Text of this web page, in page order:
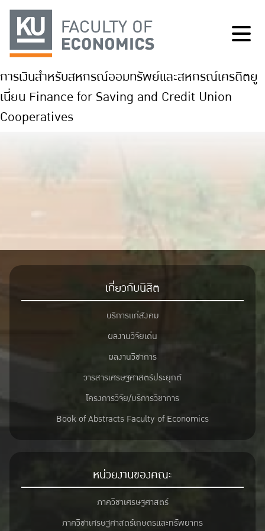
การเงินสำหรับสหกรณ์ออมทรัพย์และสหกรณ์เครดิตยู
เนี่ยน Finance for Saving and Credit Union
Cooperatives
เกี่ยวกับนิสิต
บริการแก่สังคม
ผลงานวิจัยเด่น
ผลงานวิชาการ
วารสารเศรษฐศาสตร์ประยุกต์
โครงการวิจัย/บริการวิชาการ
Book of Abstracts Faculty of Economics
หน่วยงานของคณะ
ภาควิชาเศรษฐศาสตร์
ภาควิชาเศรษฐศาสตร์เกษตรและทรัพยากร